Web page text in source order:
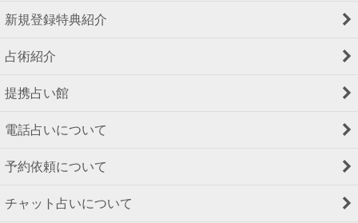
新規登録特典紹介
占術紹介
提携占い館
電話占いについて
予約依頼について
チャット占いについて